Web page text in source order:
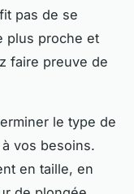
pas de se
plus proche et
faire preuve de
le type de
vos besoins.
en taille, en